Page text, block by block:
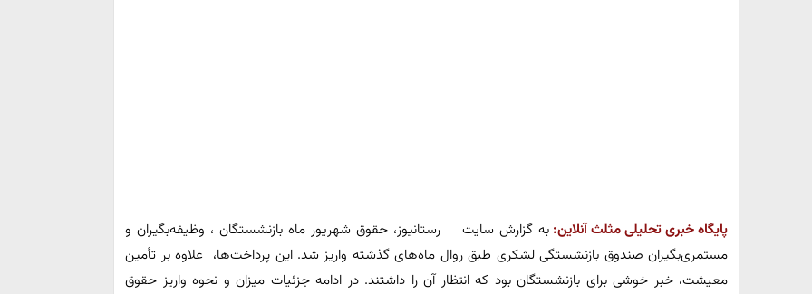
پایگاه خبری تحلیلی مثلث آنلاین: به گزارش سایت رستانیوز، حقوق شهریور ماه بازنشستگان ، وظیفه‌بگیران و
مستمری‌بگیران صندوق بازنشستگی لشکری طبق روال ماه‌های گذشته واریز شد. این پرداخت‌ها، علاوه بر تأمین
معیشت، خبر خوشی برای بازنشستگان بود که انتظار آن را داشتند. در ادامه جزئیات میزان و نحوه واریز حقوق